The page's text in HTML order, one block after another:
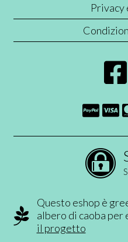
Privacy
Questo eshop è
albero di caoba per
il progetto